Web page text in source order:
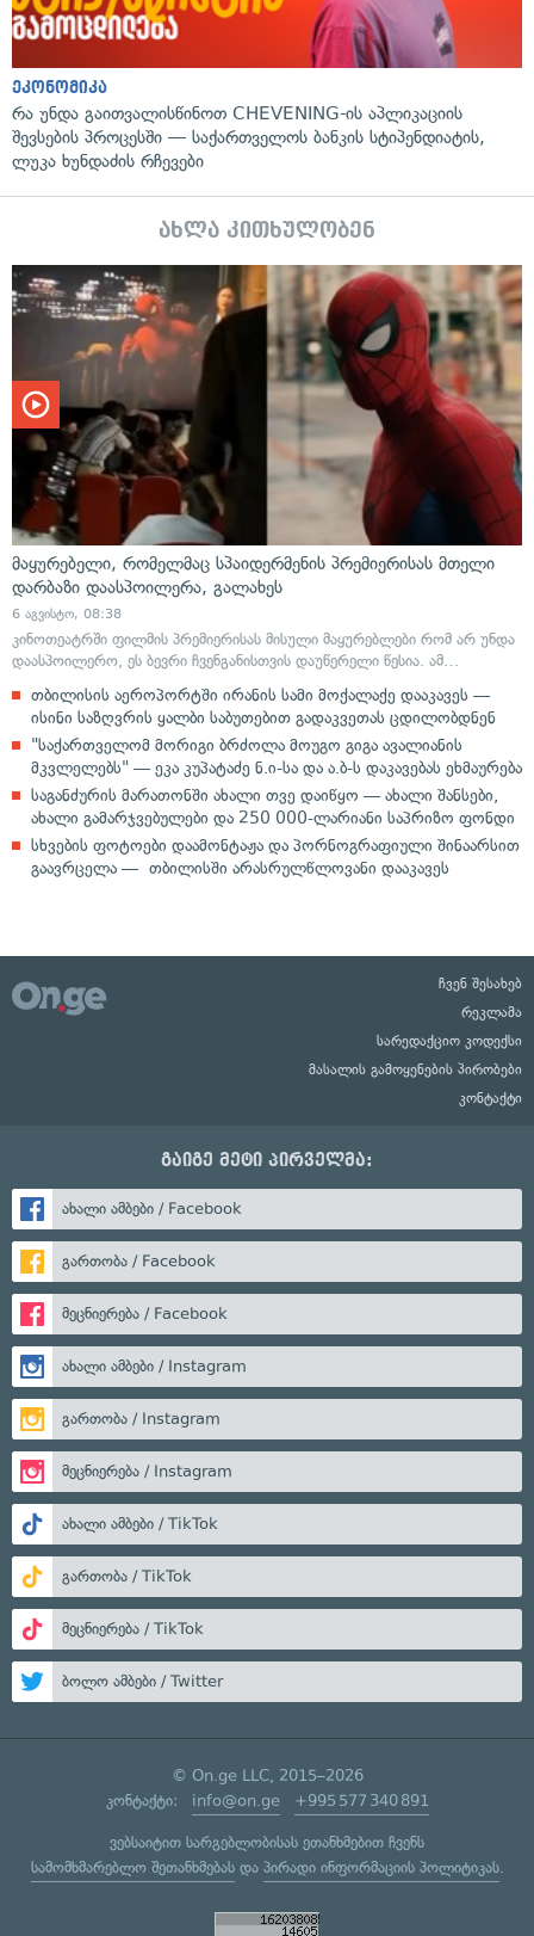
ეკონომიკა
რა უნდა გაითვალისწინოთ CHEVENING-ის აპლიკაციის
შევსების პროცესში — საქართველოს ბანკის სტიპენდიატის,
ლუკა ხუნდაძის რჩევები
ახლა კითხულობენ
მაყურებელი, რომელმაც სპაიდერმენის პრემიერისას მთელი
დარბაზი დაასპოილერა, გალახეს
6 აგვისტო, 08:38
კინოთეატრში ფილმის პრემიერისას მისული მაყურებლები რომ არ უნდა
დაასპოილერო, ეს ბევრი ჩვენგანისთვის დაუწერელი წესია. ამ…
თბილისის აეროპორტში ირანის სამი მოქალაქე დააკავეს —
ისინი საზღვრის ყალბი საბუთებით გადაკვეთას ცდილობდნენ
"საქართველომ მორიგი ბრძოლა მოუგო გიგა ავალიანის
მკვლელებს" — ეკა კუპატაძე ნ.ი-სა და ა.ბ-ს დაკავებას ეხმაურება
საგანძურის მარათონში ახალი თვე დაიწყო — ახალი შანსები,
ახალი გამარჯვებულები და 250 000-ლარიანი საპრიზო ფონდი
სხვების ფოტოები დაამონტაჟა და პორნოგრაფიული შინაარსით
გაავრცელა — თბილისში არასრულწლოვანი დააკავეს
ჩვენ შესახებ
რეკლამა
სარედაქციო კოდექსი
მასალის გამოყენების პირობები
კონტაქტი
გაიგე მეტი პირველმა:
ახალი ამბები / Facebook
გართობა / Facebook
მეცნიერება / Facebook
ახალი ამბები / Instagram
გართობა / Instagram
მეცნიერება / Instagram
ახალი ამბები / TikTok
გართობა / TikTok
მეცნიერება / TikTok
ბოლო ამბები / Twitter
© On.ge LLC, 2015–2026
კონტაქტი: info@on.ge +995 577 340 891
ვებსაიტით სარგებლობისას ეთანხმებით ჩვენს
სამომხმარებლო შეთანხმებასდა პირადი ინფორმაციის პოლიტიკას.